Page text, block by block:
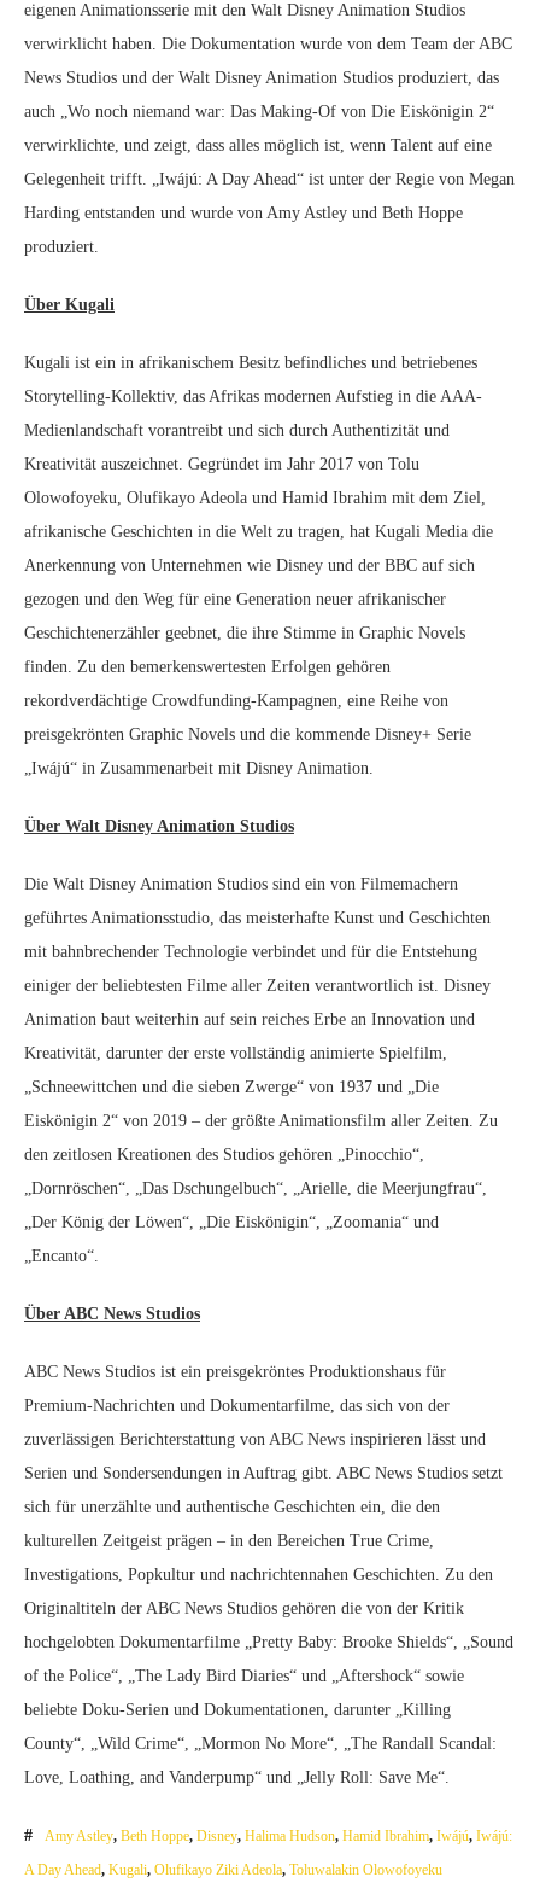
eigenen Animationsserie mit den Walt Disney Animation Studios
verwirklicht haben. Die Dokumentation wurde von dem Team der ABC
News Studios und der Walt Disney Animation Studios produziert, das
auch „Wo noch niemand war: Das Making-Of von Die Eiskönigin 2“
verwirklichte, und zeigt, dass alles möglich ist, wenn Talent auf eine
Gelegenheit trifft. „Iwájú: A Day Ahead“ ist unter der Regie von Megan
Harding entstanden und wurde von Amy Astley und Beth Hoppe
produziert.
Über Kugali
Kugali ist ein in afrikanischem Besitz befindliches und betriebenes
Storytelling-Kollektiv, das Afrikas modernen Aufstieg in die AAA-
Medienlandschaft vorantreibt und sich durch Authentizität und
Kreativität auszeichnet. Gegründet im Jahr 2017 von Tolu
Olowofoyeku, Olufikayo Adeola und Hamid Ibrahim mit dem Ziel,
afrikanische Geschichten in die Welt zu tragen, hat Kugali Media die
Anerkennung von Unternehmen wie Disney und der BBC auf sich
gezogen und den Weg für eine Generation neuer afrikanischer
Geschichtenerzähler geebnet, die ihre Stimme in Graphic Novels
finden. Zu den bemerkenswertesten Erfolgen gehören
rekordverdächtige Crowdfunding-Kampagnen, eine Reihe von
preisgekrönten Graphic Novels und die kommende Disney+ Serie
„Iwájú“ in Zusammenarbeit mit Disney Animation.
Über Walt Disney Animation Studios
Die Walt Disney Animation Studios sind ein von Filmemachern
geführtes Animationsstudio, das meisterhafte Kunst und Geschichten
mit bahnbrechender Technologie verbindet und für die Entstehung
einiger der beliebtesten Filme aller Zeiten verantwortlich ist. Disney
Animation baut weiterhin auf sein reiches Erbe an Innovation und
Kreativität, darunter der erste vollständig animierte Spielfilm,
„Schneewittchen und die sieben Zwerge“ von 1937 und „Die
Eiskönigin 2“ von 2019 – der größte Animationsfilm aller Zeiten. Zu
den zeitlosen Kreationen des Studios gehören „Pinocchio“,
„Dornröschen“, „Das Dschungelbuch“, „Arielle, die Meerjungfrau“,
„Der König der Löwen“, „Die Eiskönigin“, „Zoomania“ und
„Encanto“.
Über ABC News Studios
ABC News Studios ist ein preisgekröntes Produktionshaus für
Premium-Nachrichten und Dokumentarfilme, das sich von der
zuverlässigen Berichterstattung von ABC News inspirieren lässt und
Serien und Sondersendungen in Auftrag gibt. ABC News Studios setzt
sich für unerzählte und authentische Geschichten ein, die den
kulturellen Zeitgeist prägen – in den Bereichen True Crime,
Investigations, Popkultur und nachrichtennahen Geschichten. Zu den
Originaltiteln der ABC News Studios gehören die von der Kritik
hochgelobten Dokumentarfilme „Pretty Baby: Brooke Shields“, „Sound
of the Police“, „The Lady Bird Diaries“ und „Aftershock“ sowie
beliebte Doku-Serien und Dokumentationen, darunter „Killing
County“, „Wild Crime“, „Mormon No More“, „The Randall Scandal:
Love, Loathing, and Vanderpump“ und „Jelly Roll: Save Me“.
Amy Astley, Beth Hoppe, Disney, Halima Hudson, Hamid Ibrahim, Iwájú, Iwájú:
A Day Ahead, Kugali, Olufikayo Ziki Adeola, Toluwalakin Olowofoyeku